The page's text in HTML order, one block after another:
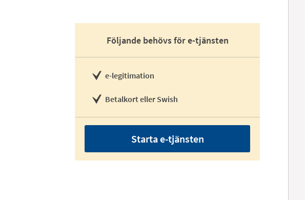
Följande behövs för e-tjänsten
e-legitimation
Betalkort eller Swish
Starta e-tjänsten